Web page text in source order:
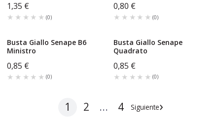
1,35 €
★★★★★
★★★★★ (0)
0,80 €
★★★★★
★★★★★ (0)
Busta Giallo Senape B6
Ministro
0,85 €
★★★★★
★★★★★ (0)
Busta Giallo Senape
Quadrato
0,85 €
★★★★★
★★★★★ (0)
1 2 ... 4 Siguiente›